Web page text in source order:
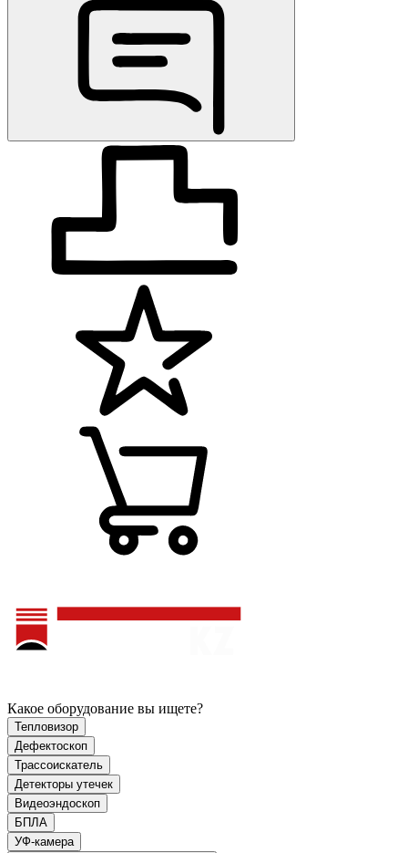
Какое оборудование вы ищете?
Тепловизор
Дефектоскоп
Трассоискатель
Детекторы утечек
Видеоэндоскоп
БПЛА
УФ-камера